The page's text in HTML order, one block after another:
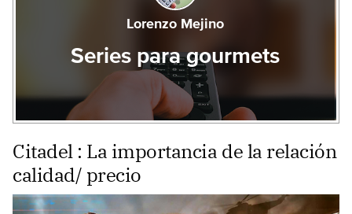
Lorenzo Mejino
Series para gourmets
Citadel : La importancia de la relación
calidad/ precio